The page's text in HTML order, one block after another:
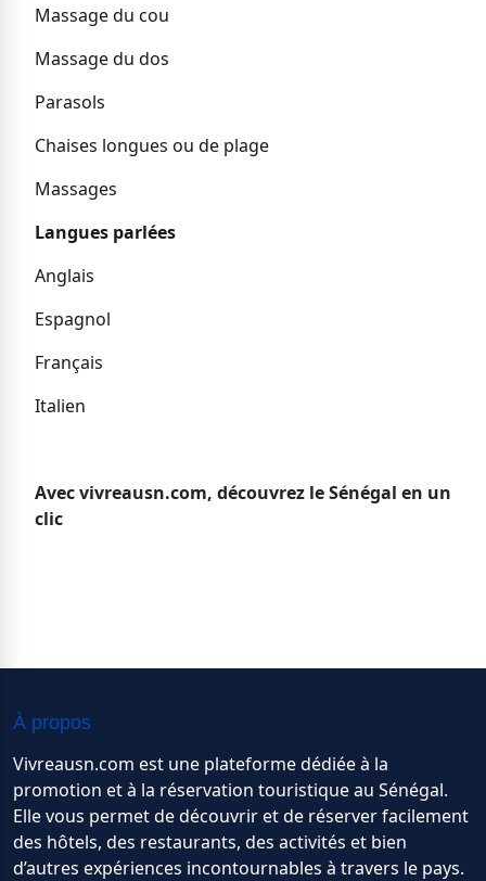
Massage du cou
Massage du dos
Parasols
Chaises longues ou de plage
Massages
Langues parlées
Anglais
Espagnol
Français
Italien
Avec vivreausn.com, découvrez le Sénégal en un
clic
À propos
Vivreausn.com est une plateforme dédiée à la
promotion et à la réservation touristique au Sénégal.
Elle vous permet de découvrir et de réserver facilement
des hôtels, des restaurants, des activités et bien
d’autres expériences incontournables à travers le pays.